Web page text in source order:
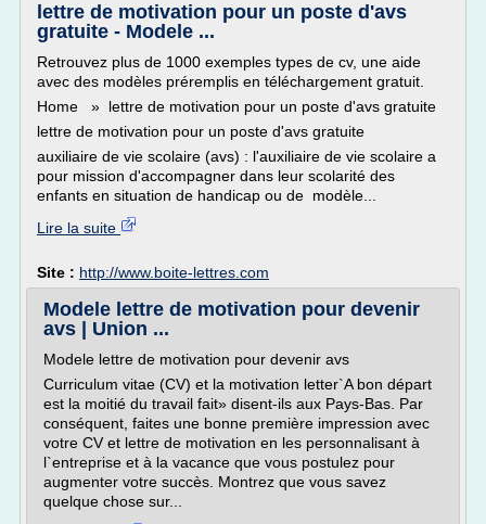
lettre de motivation pour un poste d'avs
gratuite - Modele ...
Retrouvez plus de 1000 exemples types de cv, une aide
avec des modèles préremplis en téléchargement gratuit.
Home » lettre de motivation pour un poste d'avs gratuite
lettre de motivation pour un poste d'avs gratuite
auxiliaire de vie scolaire (avs) : l'auxiliaire de vie scolaire a
pour mission d'accompagner dans leur scolarité des
enfants en situation de handicap ou de modèle...
Lire la suite
Site : http://www.boite-lettres.com
Modele lettre de motivation pour devenir
avs | Union ...
Modele lettre de motivation pour devenir avs
Curriculum vitae (CV) et la motivation letter`A bon départ
est la moitié du travail fait» disent-ils aux Pays-Bas. Par
conséquent, faites une bonne première impression avec
votre CV et lettre de motivation en les personnalisant à
l`entreprise et à la vacance que vous postulez pour
augmenter votre succès. Montrez que vous savez
quelque chose sur...